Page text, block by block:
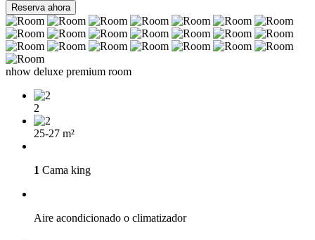
Reserva ahora
nhow deluxe premium room
2
25-27 m²
1 Cama king
Aire acondicionado o climatizador